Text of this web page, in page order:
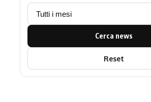
Cerca news
Reset